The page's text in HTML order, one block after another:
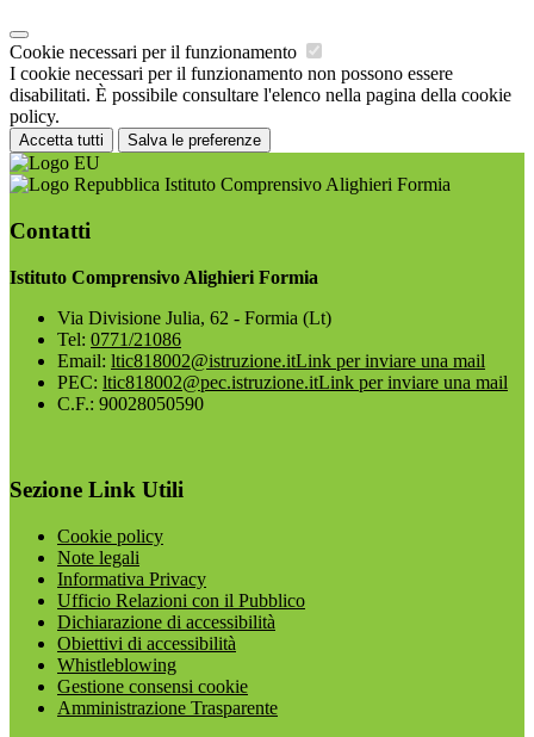
Cookie necessari per il funzionamento
I cookie necessari per il funzionamento non possono essere
disabilitati. È possibile consultare l'elenco nella pagina della cookie
policy.
Accetta tutti Salva le preferenze
Istituto Comprensivo Alighieri Formia
Contatti
Istituto Comprensivo Alighieri Formia
Via Divisione Julia, 62 - Formia (Lt)
Tel: 0771/21086
Email: ltic818002@istruzione.itLink per inviare una mail
PEC: ltic818002@pec.istruzione.itLink per inviare una mail
C.F.: 90028050590
Sezione Link Utili
Cookie policy
Note legali
Informativa Privacy
Ufficio Relazioni con il Pubblico
Dichiarazione di accessibilità
Obiettivi di accessibilità
Whistleblowing
Gestione consensi cookie
Amministrazione Trasparente